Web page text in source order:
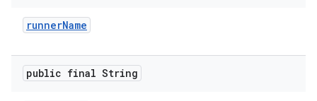
runnerName
public final String